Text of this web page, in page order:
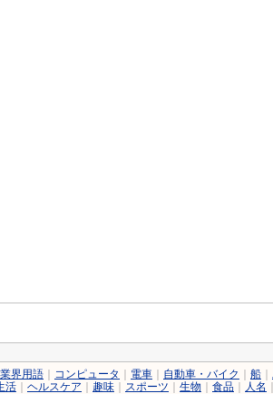
業界用語 コンピュータ 電車 自動車・バイク 船
活 ヘルスケア 趣味 スポーツ 生物 食品 人名